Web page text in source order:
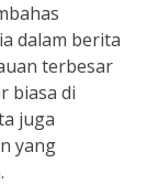
dalam berita
terbesar
biasa di
juga
yang